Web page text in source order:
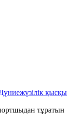
қысқы
тұратын